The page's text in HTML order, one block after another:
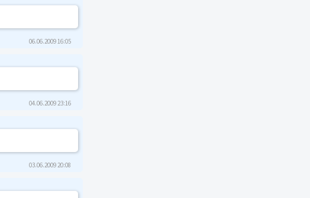
06.06.2009 16:05
04.06.2009 23:16
03.06.2009 20:08